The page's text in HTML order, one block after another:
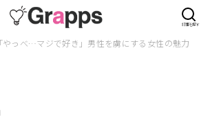
「やっべ…マジで好き」男性を虜にする女性の魅力